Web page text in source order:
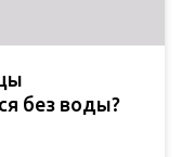
без воды?